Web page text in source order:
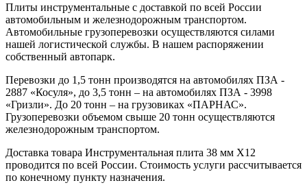
Плиты инструментальные с доставкой по всей России
автомобильным и железнодорожным транспортом.
Автомобильные грузоперевозки осуществляются силами
нашей логистической службы. В нашем распоряжении
собственный автопарк.
Перевозки до 1,5 тонн производятся на автомобилях ПЗА -
2887 «Косуля», до 3,5 тонн – на автомобилях ПЗА - 3998
«Гризли». До 20 тонн – на грузовиках «ПАРНАС».
Грузоперевозки объемом свыше 20 тонн осуществляются
железнодорожным транспортом.
Доставка товара Инструментальная плита 38 мм Х12
проводится по всей России. Стоимость услуги рассчитывается
по конечному пункту назначения.